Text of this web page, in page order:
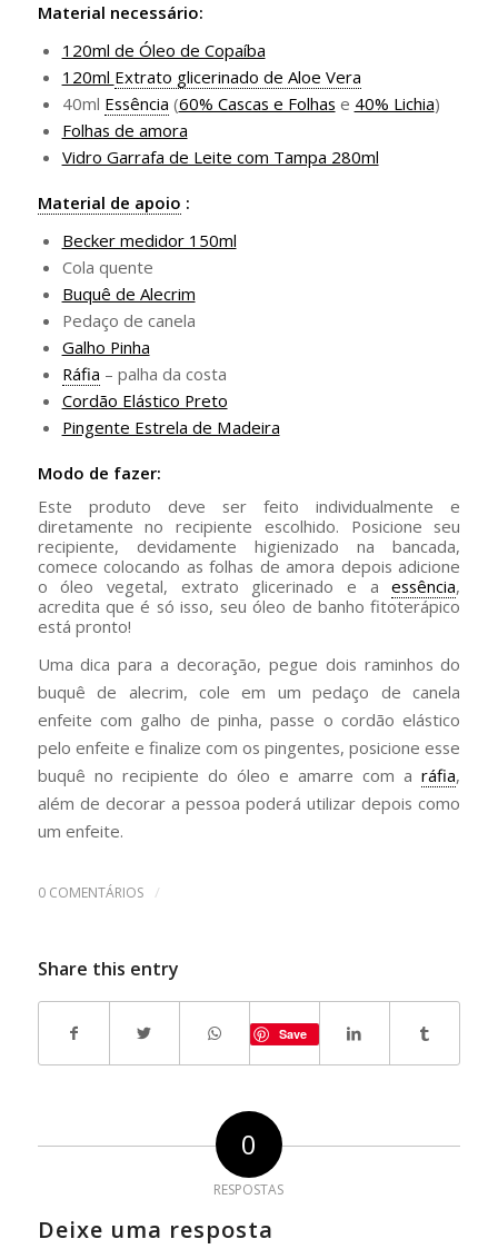
Material necessário:
120ml de Óleo de Copaíba
120ml Extrato glicerinado de Aloe Vera
40ml Essência (60% Cascas e Folhas e 40% Lichia)
Folhas de amora
Vidro Garrafa de Leite com Tampa 280ml
Material de apoio :
Becker medidor 150ml
Cola quente
Buquê de Alecrim
Pedaço de canela
Galho Pinha
Ráfia – palha da costa
Cordão Elástico Preto
Pingente Estrela de Madeira
Modo de fazer:
Este produto deve ser feito individualmente e
diretamente no recipiente escolhido. Posicione seu
recipiente, devidamente higienizado na bancada,
comece colocando as folhas de amora depois adicione
o óleo vegetal, extrato glicerinado e aessência,
acredita que é só isso, seu óleo de banho fitoterápico
está pronto!
Uma dica para a decoração, pegue dois raminhos do
buquê de alecrim, cole em um pedaço de canela
enfeite com galho de pinha, passe o cordão elástico
pelo enfeite e finalize com os pingentes, posicione esse
buquê no recipiente do óleo e amarre com aráfia,
além de decorar a pessoa poderá utilizar depois como
um enfeite.
0 COMENTÁRIOS /
Share this entry
Save
0
RESPOSTAS
Deixe uma resposta